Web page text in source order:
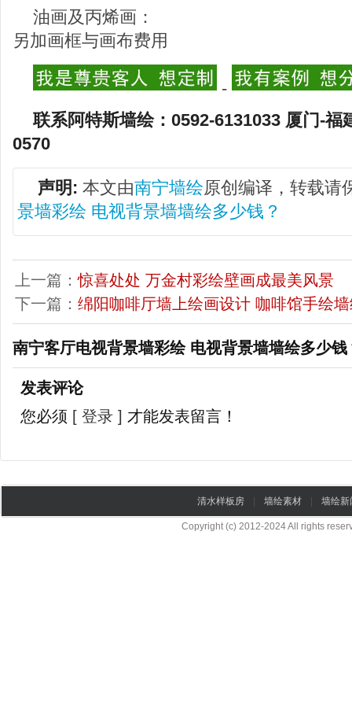
油画及丙烯画：
另加画框与画布费用
-
联系阿特斯墙绘：0592-6131033 厦门-福
0570
声明: 本文由南宁墙绘原创编译，转载请
景墙彩绘 电视背景墙墙绘多少钱？
上一篇：惊喜处处 万金村彩绘壁画成最美风景
下一篇： 绵阳咖啡厅墙上绘画设计 咖啡馆手绘
南宁客厅电视背景墙彩绘 电视背景墙墙绘多少
发表评论
您必须 [ 登录 ] 才能发表留言！
清水样板房 墙绘素材 墙绘新
Copyright (c) 2012-2024 All rights